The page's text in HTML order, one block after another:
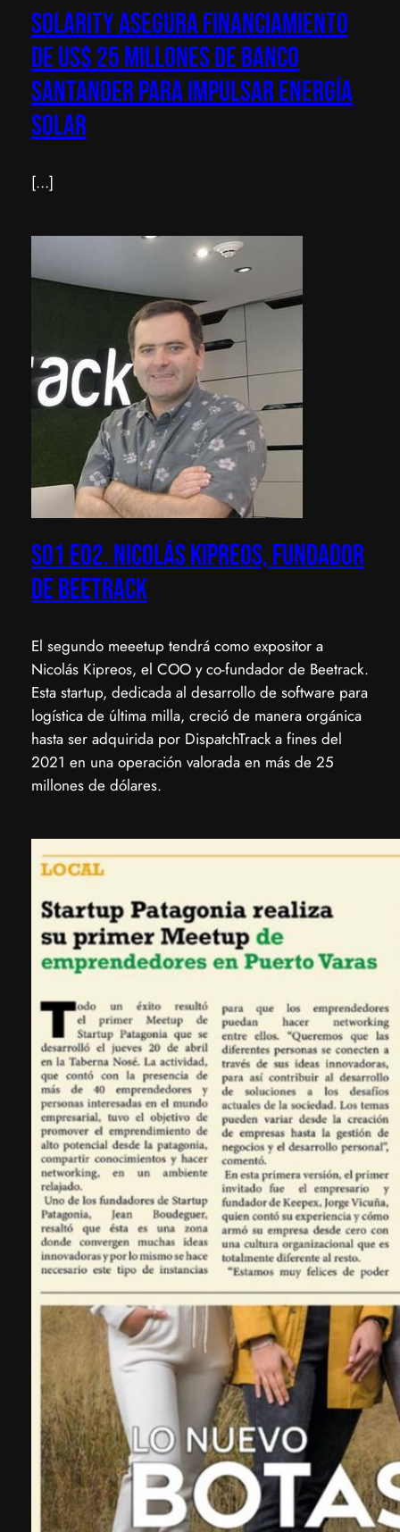
Solarity asegura financiamiento
de US$ 25 millones de Banco
Santander para impulsar energía
solar
[…]
S01 E02. Nicolás kipreos, fundador
de beetrack
El segundo meeetup tendrá como expositor a
Nicolás Kipreos, el COO y co-fundador de Beetrack.
Esta startup, dedicada al desarrollo de software para
logística de última milla, creció de manera orgánica
hasta ser adquirida por DispatchTrack a fines del
2021 en una operación valorada en más de 25
millones de dólares.